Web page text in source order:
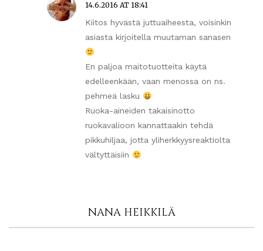
14.6.2016 AT 18:41
Kiitos hyvästä juttuaiheesta, voisinkin
asiasta kirjoitella muutaman sanasen
En paljoa maitotuotteita käytä
edelleenkään, vaan menossa on ns.
pehmeä lasku
Ruoka-aineiden takaisinotto
ruokavalioon kannattaakin tehdä
pikkuhiljaa, jotta yliherkkyysreaktiolta
vältyttäisiin
NANA HEIKKILÄ